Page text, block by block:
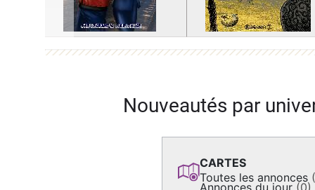
Nouveautés par
CARTES
Toutes les annonces
Annonces du jour (0)